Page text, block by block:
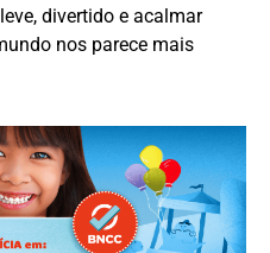
divertido e acalmar
nos parece mais